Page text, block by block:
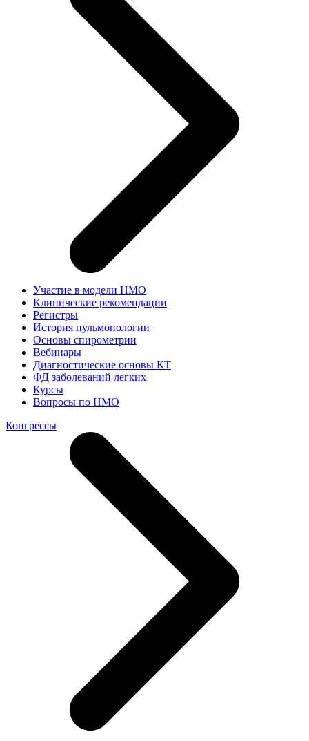
Участие в модели НМО
Клинические рекомендации
Регистры
История пульмонологии
Основы спирометрии
Вебинары
Диагностические основы КТ
ФД заболеваний легких
Курсы
Вопросы по НМО
Конгрессы